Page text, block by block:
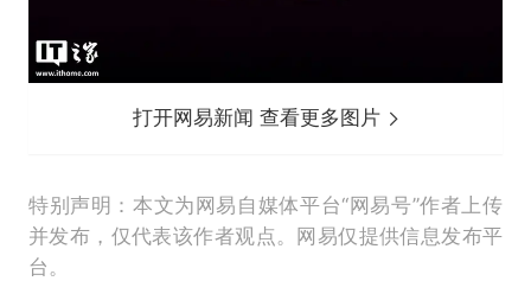
打开网易新闻 查看更多图片
特别声明：本文为网易自媒体平台“网易号”作者上传
并发布，仅代表该作者观点。网易仅提供信息发布平
台。